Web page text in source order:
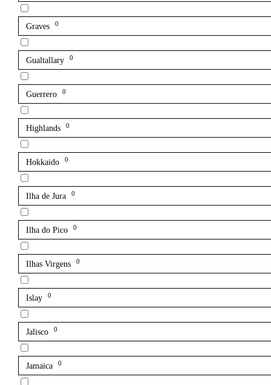
Graves 0
Gualtallary 0
Guerrero 0
Highlands 0
Hokkaido 0
Ilha de Jura 0
Ilha do Pico 0
Ilhas Virgens 0
Islay 0
Jalisco 0
Jamaica 0